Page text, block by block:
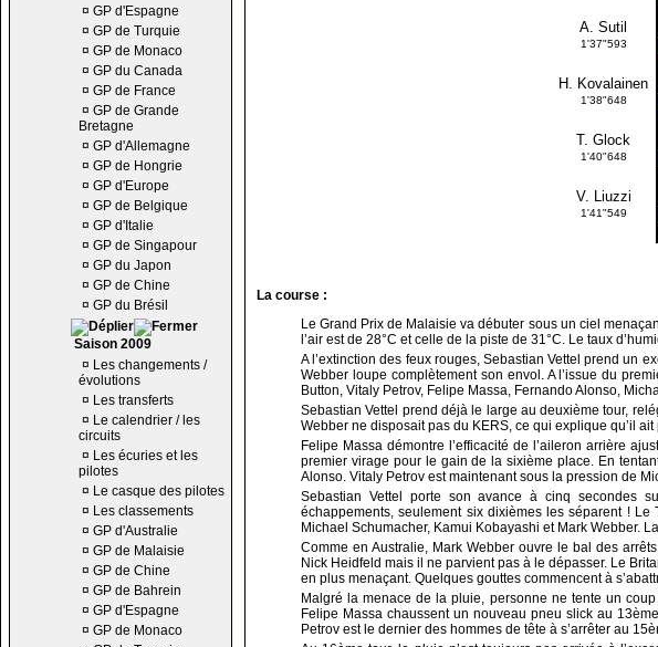
¤ GP d'Espagne
¤ GP de Turquie
¤ GP de Monaco
¤ GP du Canada
¤ GP de France
¤ GP de Grande
Bretagne
¤ GP d'Allemagne
¤ GP de Hongrie
¤ GP d'Europe
¤ GP de Belgique
¤ GP d'Italie
¤ GP de Singapour
¤ GP du Japon
¤ GP de Chine
¤ GP du Brésil
Saison 2009
¤ Les changements /
évolutions
¤ Les transferts
¤ Le calendrier / les
circuits
¤ Les écuries et les
pilotes
¤ Le casque des pilotes
¤ Les classements
¤ GP d'Australie
¤ GP de Malaisie
¤ GP de Chine
¤ GP de Bahrein
¤ GP d'Espagne
¤ GP de Monaco
A. Sutil
1'37"593
H. Kovalainen
1'38"648
T. Glock
1'40"648
V. Liuzzi
1'41"549
La course :
Le Grand Prix de Malaisie va débuter sous un ciel
l’air est de 28°C et celle de la piste de 31°C. Le taux
A l’extinction des feux rouges, Sebastian Vettel prend un
Webber loupe complètement son envol. A l’issue du
Button, Vitaly Petrov, Felipe Massa, Fernando Alonso,
Sebastian Vettel prend déjà le large au deuxième tour,
Webber ne disposait pas du KERS, ce qui explique qu’il
Felipe Massa démontre l’efficacité de l’aileron arrière
premier virage pour le gain de la sixième place. En
Alonso. Vitaly Petrov est maintenant sous la pression de
Sebastian Vettel porte son avance à cinq secondes
échappements, seulement six dixièmes les séparent !
Michael Schumacher, Kamui Kobayashi et Mark Webber.
Comme en Australie, Mark Webber ouvre le bal des
Nick Heidfeld mais il ne parvient pas à le dépasser. Le
en plus menaçant. Quelques gouttes commencent à
Malgré la menace de la pluie, personne ne tente un
Felipe Massa chaussent un nouveau pneu slick au
Petrov est le dernier des hommes de tête à s’arrêter au